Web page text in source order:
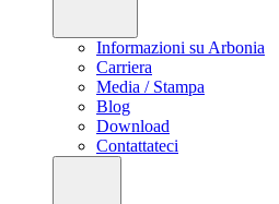
Informazioni su Arbonia
Carriera
Media / Stampa
Blog
Download
Contattateci